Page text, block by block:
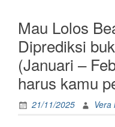
Mau Lolos
Diprediksi
(Januari –
harus kamu
21/11/2025 Vera